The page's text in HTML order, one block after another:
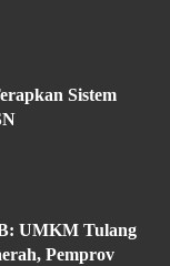
Sistem
UMKM Tulang
Pemprov